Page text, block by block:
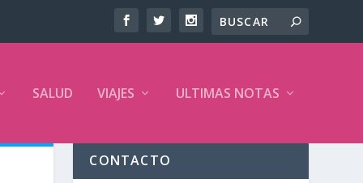
SALUD VIAJES ULTIMAS NOTAS
CONTACTO